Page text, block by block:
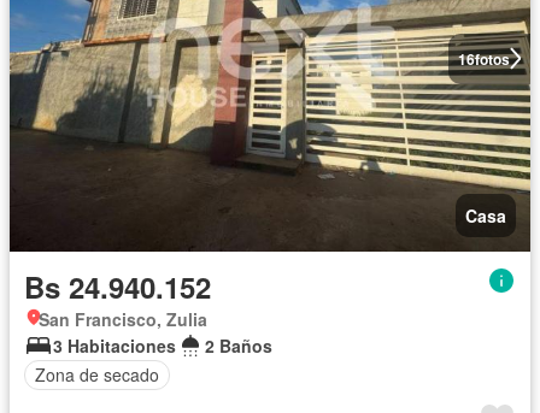
16fotos
Casa
Bs 24.940.152
San Francisco, Zulia
3 Habitaciones
2 Baños
Zona de secado